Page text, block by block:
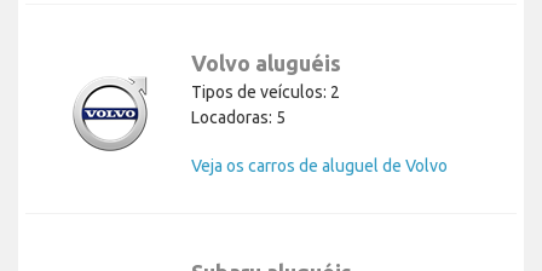
Volvo aluguéis
Tipos de veículos: 2
Locadoras: 5
Veja os carros de aluguel de Volvo